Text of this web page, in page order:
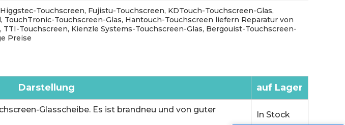
Touchscreen, Fujistu-Touchscreen, KDTouch-Touchscreen-Glas,
Touchscreen-Glas, Hantouch-Touchscreen liefern Reparatur von
Touchscreen, Kienzle Systems-Touchscreen-Glas, Bergouist-Touchscreen-
Preise
Darstellung auf Lager
Glasscheibe. Es ist brandneu und von guter
In Stock